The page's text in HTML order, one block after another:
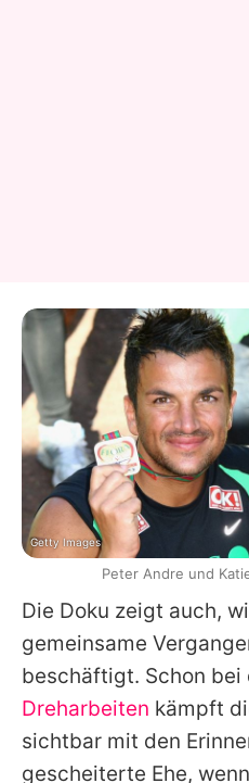
Die Doku zeigt auch,
gemeinsame
beschäftigt. Schon bei
Dreharbeiten kämpft
sichtbar mit den
gescheiterte Ehe,
Getty Images
Peter Andre und